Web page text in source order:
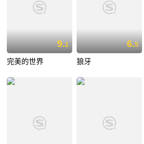
9.1
完美的世界
6.5
狼牙